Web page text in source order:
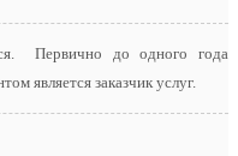
Первично до одного года
является заказчик услуг.